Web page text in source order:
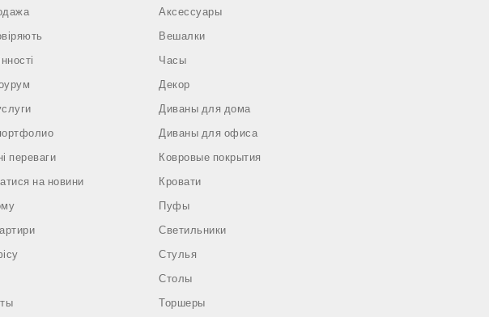
переваги
на новини
Аксессуары
Вешалки
Часы
Декор
Диваны для дома
Диваны для офиса
Ковровые покрытия
Кровати
Пуфы
Светильники
Стулья
Столы
Торшеры